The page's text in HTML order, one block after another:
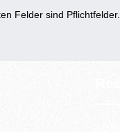
Felder sind Pflichtfelder.